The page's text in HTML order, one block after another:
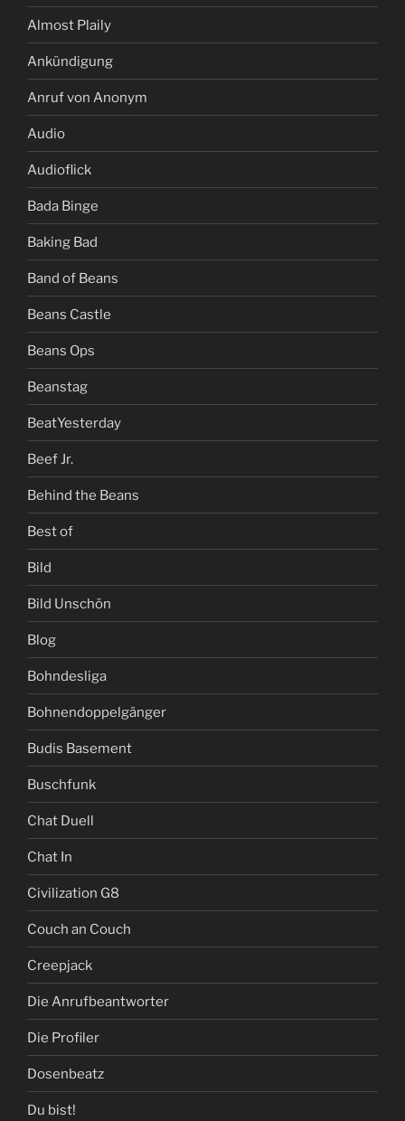
Almost Plaily
Ankündigung
Anruf von Anonym
Audio
Audioflick
Bada Binge
Baking Bad
Band of Beans
Beans Castle
Beans Ops
Beanstag
BeatYesterday
Beef Jr.
Behind the Beans
Best of
Bild
Bild Unschön
Blog
Bohndesliga
Bohnendoppelgänger
Budis Basement
Buschfunk
Chat Duell
Chat In
Civilization G8
Couch an Couch
Creepjack
Die Anrufbeantworter
Die Profiler
Dosenbeatz
Du bist!